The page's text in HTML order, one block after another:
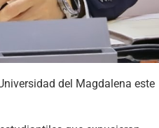
del Magdalena este